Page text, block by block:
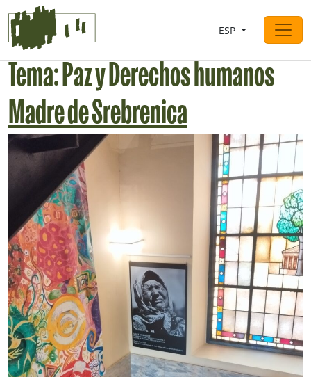
Saltar al contingut
Navegación principal
ESP
Tema:Paz y Derechos humanos
Madre de Srebrenica